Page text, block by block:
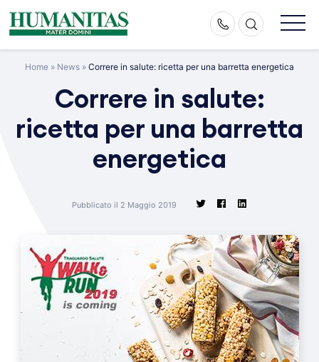
Skip
to
Home » News » Correre in salute: ricetta per una barretta energetica
Correre in salute:
ricetta per una barretta
energetica
Pubblicato il 2 Maggio 2019